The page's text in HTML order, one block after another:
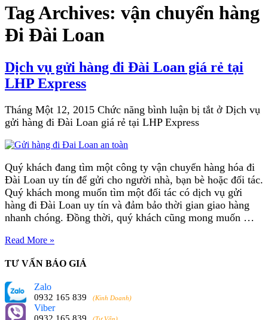
Tag Archives: vận chuyển hàng
Đi Đài Loan
Dịch vụ gửi hàng đi Đài Loan giá rẻ tại
LHP Express
Tháng Một 12, 2015 Chức năng bình luận bị tắt ở Dịch vụ
gửi hàng đi Đài Loan giá rẻ tại LHP Express
Quý khách đang tìm một công ty vận chuyển hàng hóa đi
Đài Loan uy tín để gửi cho người nhà, bạn bè hoặc đối tác.
Quý khách mong muốn tìm một đối tác có dịch vụ gửi
hàng đi Đài Loan uy tín và đảm bảo thời gian giao hàng
nhanh chóng. Đồng thời, quý khách cũng mong muốn …
Read More »
TƯ VẤN BÁO GIÁ
Zalo
0932 165 839 (Kinh Doanh)
Viber